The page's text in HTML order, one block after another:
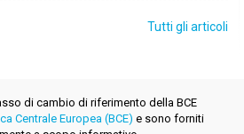
Tutti gli articoli
di cambio di riferimento della BCE
Centrale Europea (BCE) e sono forniti